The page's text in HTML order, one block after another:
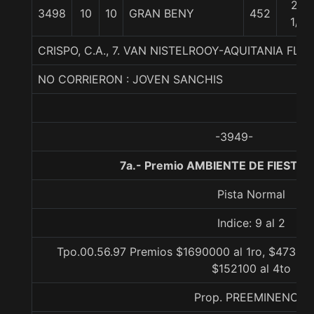
3498 10 10 GRAN BENY 452
20
1/2
CRISPO, C.A., 7. VAN NISTELROOY-AQUITANIA
NO CORRIERON : JOVEN SANCHIS
-3949-
7a.- Premio AMBIENTE DE
Pista Normal
Indice: 9 al 2
Tpo.00.56.97 Premios $1690000 al 1ro,
$152100 al 4to
Prop. PREEMINENCIA